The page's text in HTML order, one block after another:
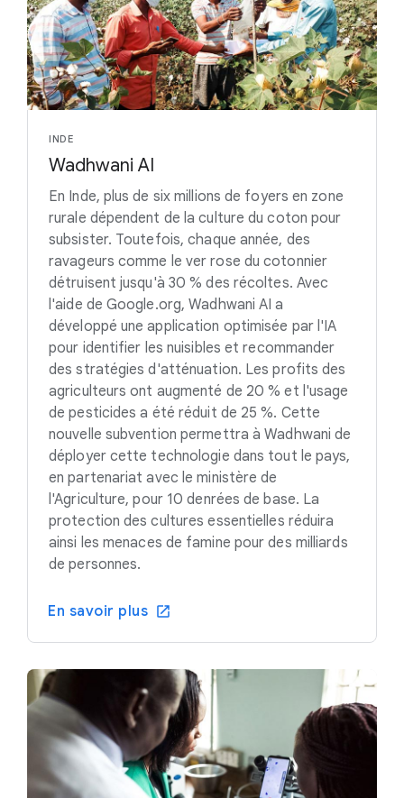
INDE
Wadhwani AI
En Inde, plus de six millions de foyers en zone
rurale dépendent de la culture du coton pour
subsister. Toutefois, chaque année, des
ravageurs comme le ver rose du cotonnier
détruisent jusqu'à 30 % des récoltes. Avec
l'aide de Google.org, Wadhwani AI a
développé une application optimisée par l'IA
pour identifier les nuisibles et recommander
des stratégies d'atténuation. Les profits des
agriculteurs ont augmenté de 20 % et l'usage
de pesticides a été réduit de 25 %. Cette
nouvelle subvention permettra à Wadhwani de
déployer cette technologie dans tout le pays,
en partenariat avec le ministère de
l'Agriculture, pour 10 denrées de base. La
protection des cultures essentielles réduira
ainsi les menaces de famine pour des milliards
de personnes.
En savoir plus